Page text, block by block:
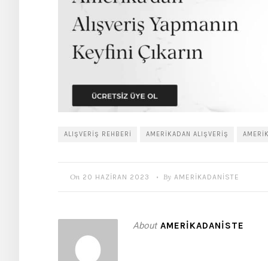
ALIŞVERIŞ REHBERI AMERIKADAN ALIŞVERIŞ
On 20 HAZIRAN 2023 • By AMERIKADANISTE
About AMERIKADANISTE